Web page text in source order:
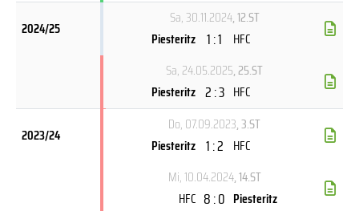
2024/25
Sa, 30.11.2024, 12.ST
Piesteritz 1 : 1
HFC
Sa, 24.05.2025, 25.ST
Piesteritz 2 : 3 HFC
2023/24
Do, 07.09.2023, 3.ST
Piesteritz 1 : 2 HFC
Mi, 10.04.2024, 14.ST
HFC 8 : 0 Piesteritz